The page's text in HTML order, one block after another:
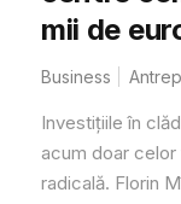
mii de
Business
Investițiile în
acum doar
radicală. Florin